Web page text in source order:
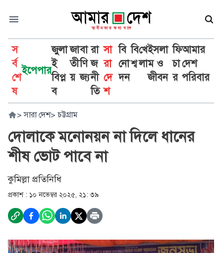
স
র্ব
শে
ষ
ইপেপার
জুলা
ই
বিপ্ল
ব
জা
তী
য়
বা
ণি
জ্য
রা
জ
নী
তি
সা
রা
দে
শ
বি
নো
দন
বি
শ্ব
খে
লা
ইসলা
ম ও
জীবন
ফি
চা
র
আমার
দেশ
পরিবার
> সারা দেশ> চট্টগ্রাম
দোলাকে মনোনয়ন না দিলে ধানের
শীষ ভোট পাবে না
কুমিল্লা প্রতিনিধি
প্রকাশ : ১০ নভেম্বর ২০২৫, ২১: ৩৯